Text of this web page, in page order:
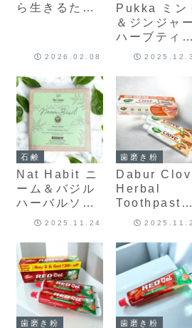
ら生きるため
2026.02.08
Pukka ミン
＆ジンジャー
ハーブティー
｜食後や気分
う爽快ブレ
ド（25包）
石鹸
Nat Habit ニ
ーム＆バジル
ハーバルソー
プ – コールド
のアーユルヴ
ェーダ石けん
125g
2025.11.24
歯磨き粉
Dabur
Herbal
Toothpaste
（クローブ
粉）
300g（
+200g）
歯磨き粉 歯磨き粉